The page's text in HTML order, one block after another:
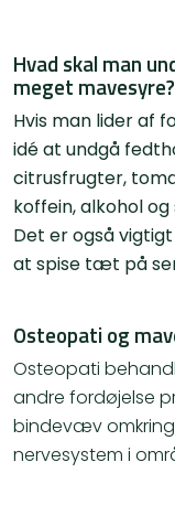
Hvad skal man
meget mavesyre?
Hvis man lider af
idé at undgå
citrusfrugter,
koffein, alkohol
Det er også
at spise tæt på
Osteopati og
Osteopati
andre fordøjelse
bindevæv
nervesystem i